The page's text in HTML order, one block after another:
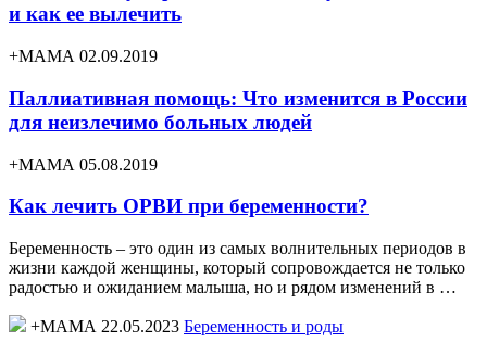
и как ее вылечить
+МАМА 02.09.2019
Паллиативная помощь: Что изменится в России
для неизлечимо больных людей
+МАМА 05.08.2019
Как лечить ОРВИ при беременности?
Беременность – это один из самых волнительных периодов в
жизни каждой женщины, который сопровождается не только
радостью и ожиданием малыша, но и рядом изменений в …
+МАМА 22.05.2023 Беременность и роды